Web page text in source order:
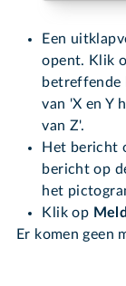
Een
opent. Klik
betreffende
van 'X en Y
van Z'.
Het bericht
bericht op
het
Klik op
Er komen geen